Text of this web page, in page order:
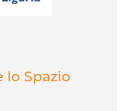
lo Spazio